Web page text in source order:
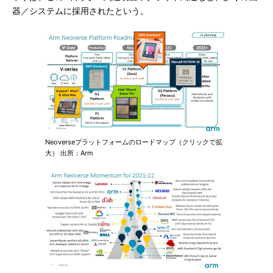
器／システムに採用されたという。
Neoverseプラットフォームのロードマップ（クリックで拡
大） 出所：Arm